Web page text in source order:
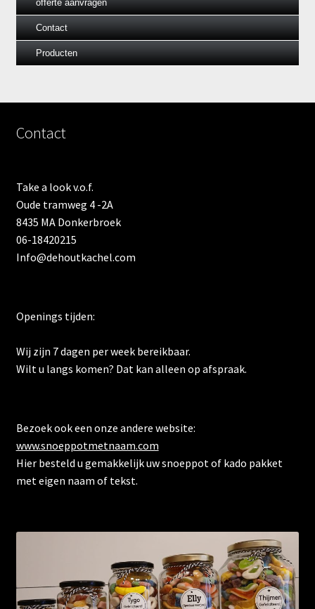
offerte aanvragen
Contact
Producten
Contact
Take a look v.o.f.
Oude tramweg 4 -2A
8435 MA Donkerbroek
06-18420215
Info@dehoutkachel.com
Openings tijden:
Wij zijn 7 dagen per week bereikbaar.
Wilt u langs komen? Dat kan alleen op afspraak.
Bezoek ook een onze andere website:
www.snoeppotmetnaam.com
Hier besteld u gemakkelijk uw snoeppot of kado pakket
met eigen naam of tekst.